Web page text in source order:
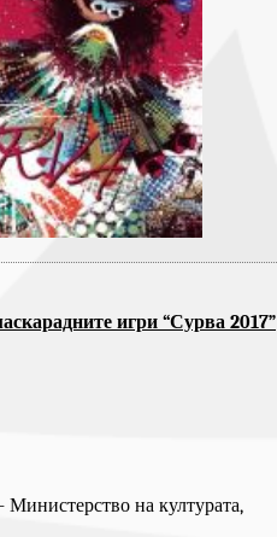
игри “Сурва 2017”
на културата,